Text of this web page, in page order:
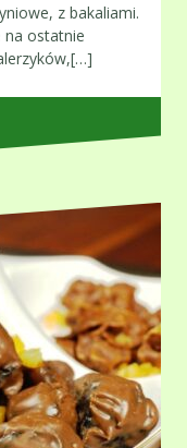
z bakaliami.
na ostatnie